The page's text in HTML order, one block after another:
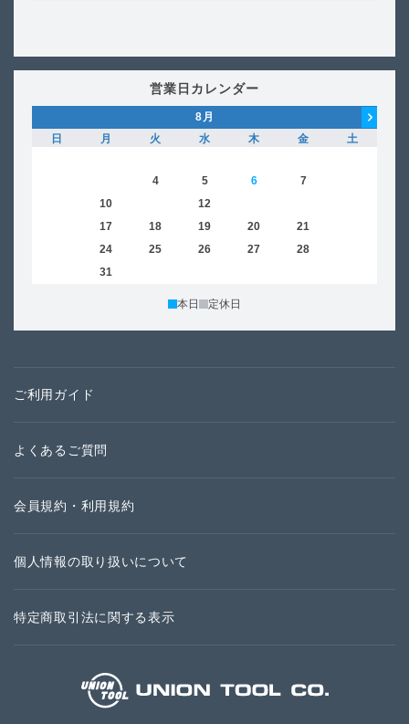
営業日カレンダー
8月
日
月 火 水 木 金
土
4 5 6 7
10 12
17 18 19 20 21
24 25 26 27 28
31
本日 定休日
ご利用ガイド
よくあるご質問
会員規約・利用規約
個人情報の取り扱いについて
特定商取引法に関する表示